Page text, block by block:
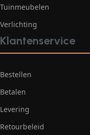
Tuinmeubelen
Verlichting
Klantenservice
Bestellen
Betalen
Levering
Retourbeleid